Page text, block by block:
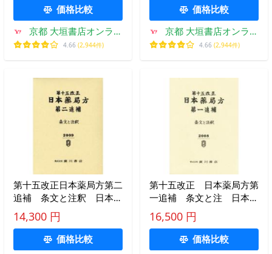
価格比較
京都 大垣書店オンライ
ン
4.66 (2,944件)
価格比較
京都 大垣書店オンライ
ン
4.66 (2,944件)
第十五改正日本薬局方第二
追補 条文と注釈 日本薬
局方解説書編集委員会/編
14,300 円
価格比較
第十五改正 日本薬局方第
一追補 条文と注 日本薬
局方解説書編集
16,500 円
価格比較